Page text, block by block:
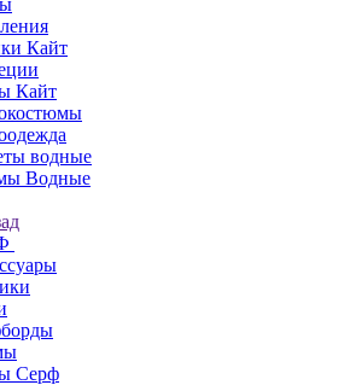
Кайт
Кайт
водные
Водные
Cерф